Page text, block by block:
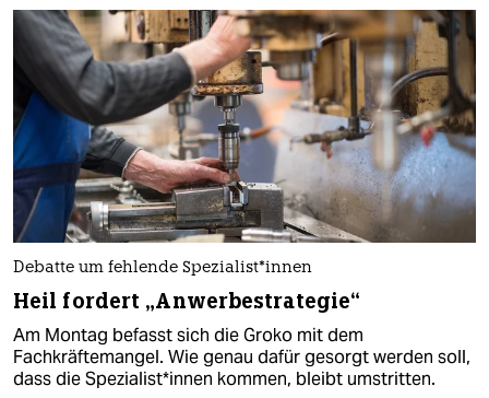
Debatte um fehlende Spezialist*innen
Heil fordert „Anwerbestrategie“
Am Montag befasst sich die Groko mit dem
Fachkräftemangel. Wie genau dafür gesorgt werden soll,
dass die Spezialist*innen kommen, bleibt umstritten.